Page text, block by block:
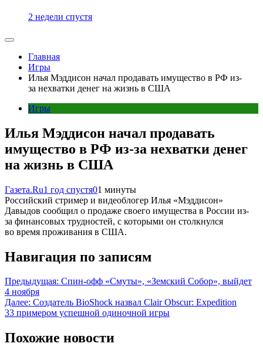
2 недели спустя
Главная
Игры
Илья Мэддисон начал продавать имущество в РФ из-
за нехватки денег на жизнь в США
Игры
Илья Мэддисон начал продавать
имущество в РФ из-за нехватки денег
на жизнь в США
Газета.Ru1 год спустя01 минуты
Российский стример и видеоблогер Илья «Мэддисон»
Давыдов сообщил о продаже своего имущества в России из-
за финансовых трудностей, с которыми он столкнулся
во время проживания в США.
Навигация по записям
Предыдущая: Спин-офф «Смуты», «Земский Собор», выйдет
4 ноября
Далее: Создатель BioShock назвал Clair Obscur: Expedition
33 примером успешной одиночной игры
Похожие новости